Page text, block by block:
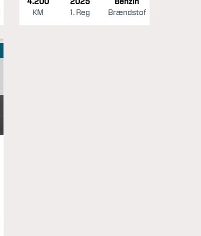
4.200
KM
2025
1. Reg
Benzin
Brændstof